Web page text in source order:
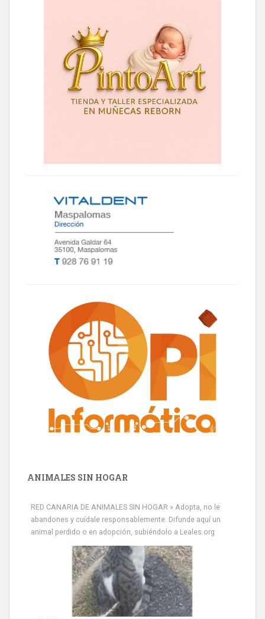
ANIMALES SIN HOGAR
RED CANARIA DE ANIMALES SIN HOGAR » Adopta, no le
abandones y cuídale responsablemente. Difunde aquí un
animal perdido o en adopción, subiéndolo a Leales.org